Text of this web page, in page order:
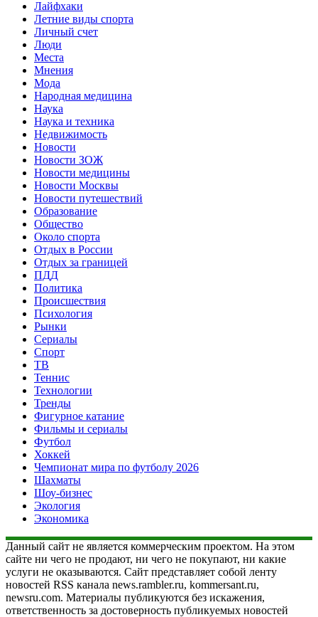
Лайфхаки
Летние виды спорта
Личный счет
Люди
Места
Мнения
Мода
Народная медицина
Наука
Наука и техника
Недвижимость
Новости
Новости ЗОЖ
Новости медицины
Новости Москвы
Новости путешествий
Образование
Общество
Около спорта
Отдых в России
Отдых за границей
ПДД
Политика
Происшествия
Психология
Рынки
Сериалы
Спорт
ТВ
Теннис
Технологии
Тренды
Фигурное катание
Фильмы и сериалы
Футбол
Хоккей
Чемпионат мира по футболу 2026
Шахматы
Шоу-бизнес
Экология
Экономика
Данный сайт не является коммерческим проектом. На этом
сайте ни чего не продают, ни чего не покупают, ни какие
услуги не оказываются. Сайт представляет собой ленту
новостей RSS канала news.rambler.ru, kommersant.ru,
newsru.com. Материалы публикуются без искажения,
ответственность за достоверность публикуемых новостей